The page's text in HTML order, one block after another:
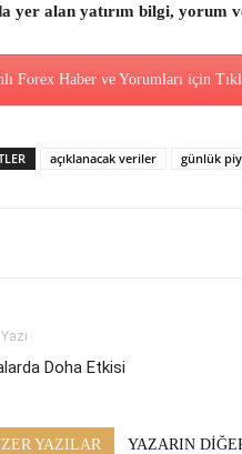
yer alan yatırım bilgi, yorum
Forex Haber ve Yorumları için
açıklanacak veriler günlük
Doha Etkisi
YAZILAR YAZARIN